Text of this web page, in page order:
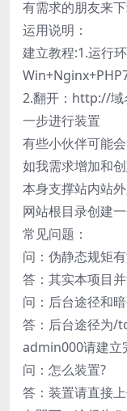
有需求的朋友来下
运用说明：
建立教程:1.运行
2.翻开：http://
一步进行装置
有些小伙伴可能
如我需求增加和
本身支撑站内站
网站根目录创建
常见问题：
问：伪静态规矩
答：其实本项目
问：后台途径和
答：后台途径为/
admin000请建立
问：怎么装置?
答：装置请直接